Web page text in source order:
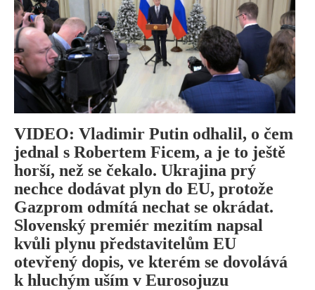
VIDEO: Vladimir Putin odhalil, o čem
jednal s Robertem Ficem, a je to ještě
horší, než se čekalo. Ukrajina prý
nechce dodávat plyn do EU, protože
Gazprom odmítá nechat se okrádat.
Slovenský premiér mezitím napsal
kvůli plynu představitelům EU
otevřený dopis, ve kterém se dovolává
k hluchým uším v Eurosojuzu